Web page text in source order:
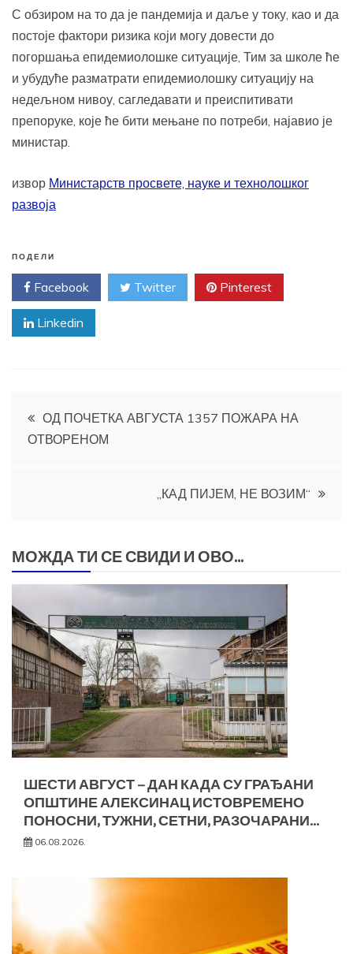
С обзиром на то да је пандемија и даље у току, као и да
постоје фактори ризика који могу довести до
погоршања епидемиолошке ситуације, Тим за школе ће
и убудуће разматрати епидемиолошку ситуацију на
недељном нивоу, сагледавати и преиспитивати
препоруке, које ће бити мењане по потреби, најавио је
министар.
извор Министарств просвете, науке и технолошког
развоја
ПОДЕЛИ
Facebook Twitter Pinterest
Linkedin
Кретање
чланка
ОД ПОЧЕТКА АВГУСТА 1357 ПОЖАРА НА
ОТВОРЕНОМ
„КАД ПИЈЕМ, НЕ ВОЗИМ“
МОЖДА ТИ СЕ СВИДИ И ОВО...
ШЕСТИ АВГУСТ – ДАН КАДА СУ ГРАЂАНИ
ОПШТИНЕ АЛЕКСИНАЦ ИСТОВРЕМЕНО
ПОНОСНИ, ТУЖНИ, СЕТНИ, РАЗОЧАРАНИ…
06.08.2026.